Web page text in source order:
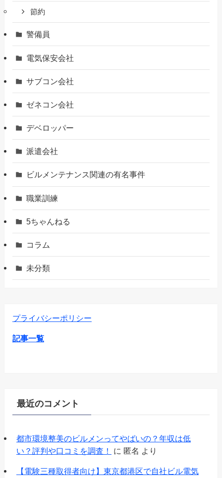
節約
警備員
電気保安会社
サブコン会社
ゼネコン会社
デベロッパー
派遣会社
ビルメンテナンス関連の有名事件
職業訓練
5ちゃんねる
コラム
未分類
プライバシーポリシー
記事一覧
最近のコメント
都市環境整美のビルメンってやばいの？年収は低
い？評判や口コミを調査！
に 匿名 より
【電験三種取得者向け】東京都港区で自社ビル電気